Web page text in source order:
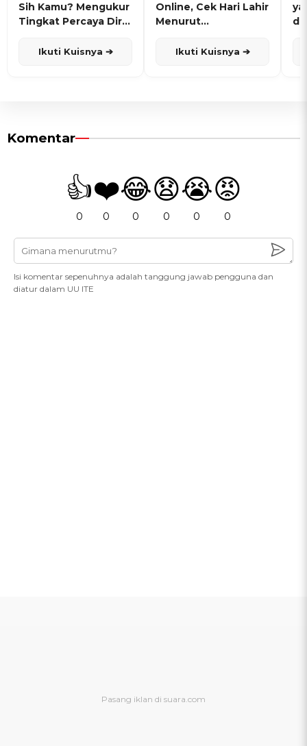
Sih Kamu? Mengukur
Tingkat Percaya Diri
Ikuti Kuisnya ➔
Online, Cek Hari Lahir
Menurut
Ikuti Kuisnya ➔
Komentar
👍
0
❤️
0
😂
0
😧
0
😭
0
😡
0
Isi komentar sepenuhnya adalah tanggung jawab pengguna dan
diatur dalam UU ITE